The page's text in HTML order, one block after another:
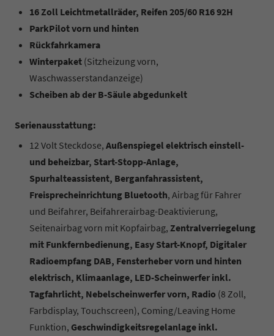
16 Zoll Leichtmetallräder, Reifen 205/60 R16 92H
ParkPilot vorn und hinten
Rückfahrkamera
Winterpaket (Sitzheizung vorn,
Waschwasserstandanzeige)
Scheiben ab der B-Säule abgedunkelt
Serienausstattung:
12 Volt Steckdose, Außenspiegel elektrisch einstell-
und beheizbar, Start-Stopp-Anlage,
Spurhalteassistent, Berganfahrassistent,
Freisprecheinrichtung Bluetooth, Airbag für Fahrer
und Beifahrer, Beifahrerairbag-Deaktivierung,
Seitenairbag vorn mit Kopfairbag, Zentralverriegelung
mit Funkfernbedienung, Easy Start-Knopf, Digitaler
Radioempfang DAB, Fensterheber vorn und hinten
elektrisch, Klimaanlage, LED-Scheinwerfer inkl.
Tagfahrlicht, Nebelscheinwerfer vorn, Radio (8 Zoll,
Farbdisplay, Touchscreen), Coming/Leaving Home
Funktion, Geschwindigkeitsregelanlage inkl.